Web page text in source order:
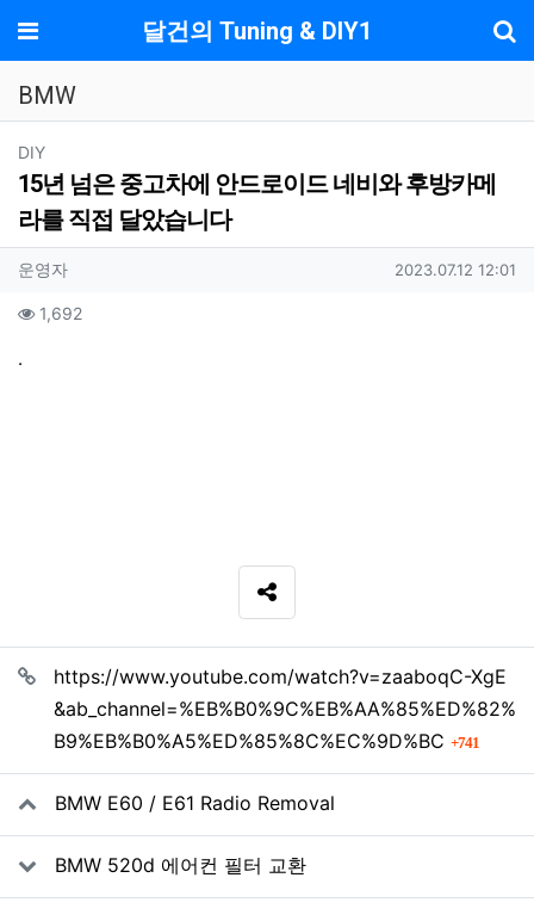
메뉴 달건의 Tuning & DIY1
BMW
DIY분류
15년 넘은 중고차에 안드로이드 네비와 후방카메
라를 직접 달았습니다
작성자 정보
운영자작성 작성일
2023.07.12 12:01
컨텐츠 정보
1,692조회
본문
.
SNS 공유
관련자료
https://www.youtube.com/watch?v=zaaboqC-XgE
&ab_channel=%EB%B0%9C%EB%AA%85%ED%82%
B9%EB%B0%A5%ED%85%8C%EC%9D%BC
741
BMW E60 / E61 Radio Removal
BMW 520d 에어컨 필터 교환